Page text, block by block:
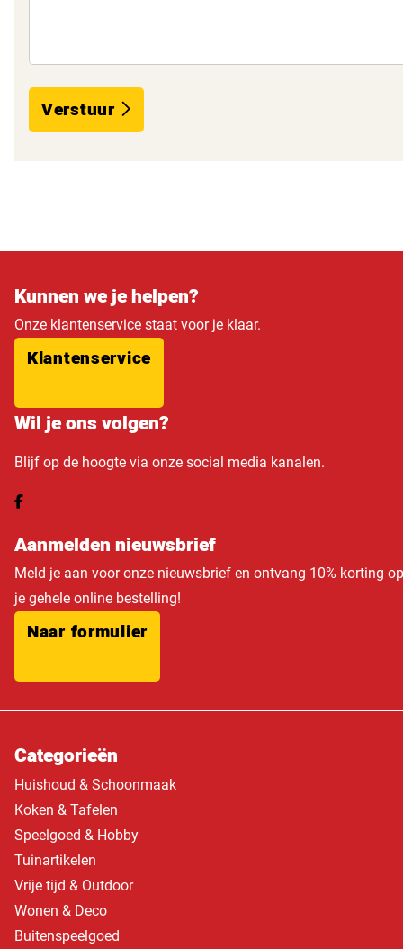
Verstuur
Kunnen we je helpen?
Onze klantenservice staat voor je klaar.
Klantenservice
Wil je ons volgen?
Blijf op de hoogte via onze social media kanalen.
Aanmelden nieuwsbrief
Meld je aan voor onze nieuwsbrief en ontvang 10% korting op
je gehele online bestelling!
Naar formulier
Categorieën
Huishoud & Schoonmaak
Koken & Tafelen
Speelgoed & Hobby
Tuinartikelen
Vrije tijd & Outdoor
Wonen & Deco
Buitenspeelgoed